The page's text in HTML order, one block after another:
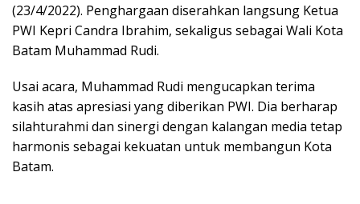
(23/4/2022). Penghargaan diserahkan langsung Ketua
PWI Kepri Candra Ibrahim, sekaligus sebagai Wali Kota
Batam Muhammad Rudi.
Usai acara, Muhammad Rudi mengucapkan terima
kasih atas apresiasi yang diberikan PWI. Dia berharap
silahturahmi dan sinergi dengan kalangan media tetap
harmonis sebagai kekuatan untuk membangun Kota
Batam.